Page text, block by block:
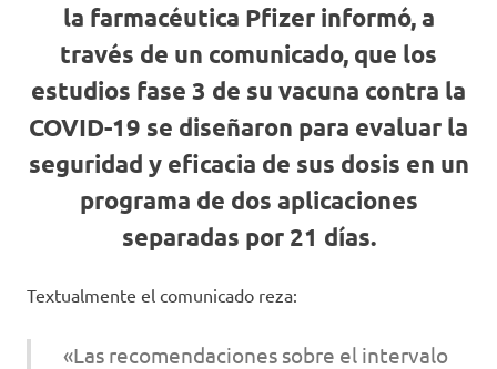
la farmacéutica Pfizer informó, a
través de un comunicado, que los
estudios fase 3 de su vacuna contra la
COVID-19 se diseñaron para evaluar la
seguridad y eficacia de sus dosis en un
programa de dos aplicaciones
separadas por 21 días.
Textualmente el comunicado reza:
«Las recomendaciones sobre el intervalo